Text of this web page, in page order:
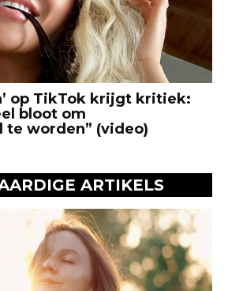
op TikTok krijgt kritiek:
bloot om
worden” (video)
ARTIKELS